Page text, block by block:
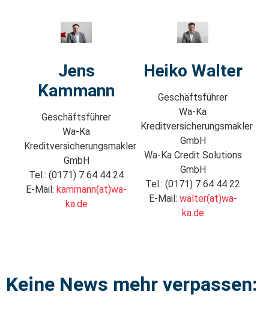
Jens
Kammann
Geschäftsführer
Wa-Ka
Kreditversicherungsmakler
GmbH
Tel.: (0171) 7 64 44 24
E-Mail: kammann(at)wa-
ka.de
Heiko Walter
Geschäftsführer
Wa-Ka
Kreditversicherungsmakler
GmbH
Wa-Ka Credit Solutions
GmbH
Tel.: (0171) 7 64 44 22
E-Mail: walter(at)wa-
ka.de
Keine News mehr verpassen: